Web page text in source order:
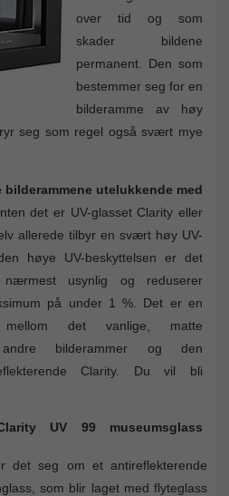
over tid og som
skader bildene
permanent. Den som
bestemmer seg for en
bilderamme av høy
seg som regel også svært mye
utelukkende med
det er UV-glasset Clarity eller
allerede tilbyr en svært høy UV-
høye UV-beskyttelsen er det
nærmest usynlig og reduserer
på under 1 %. Det er en
det vanlige, matte
andre bilderammer og den
Clarity. Du vil bli
UV 99 museumsglass
det seg om et antireflekterende
som blir laget med flyteglass